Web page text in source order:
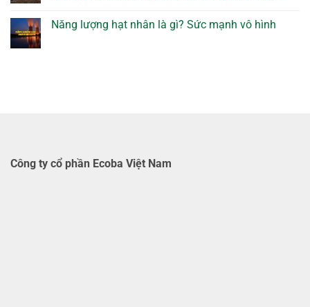
Năng lượng hạt nhân là gì? Sức mạnh vô hình
Công ty cổ phần Ecoba Việt Nam